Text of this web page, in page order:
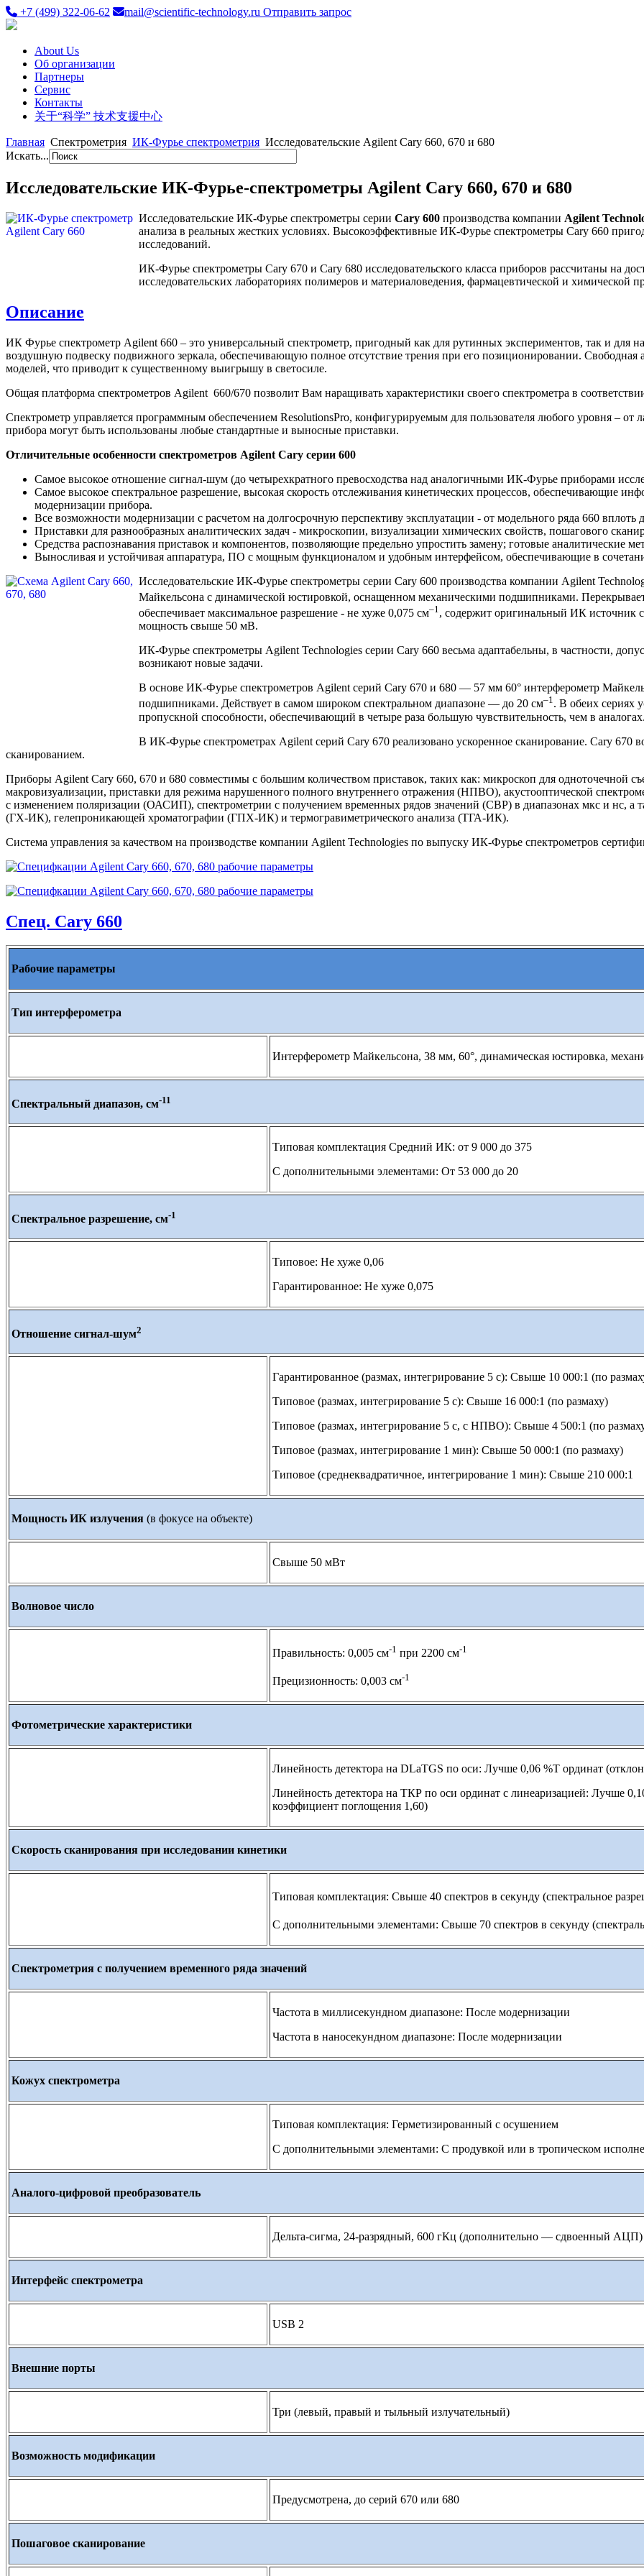
+7 (499) 322-06-62 mail@scientific-technology.ru Отправить запрос
About Us
Об организации
Партнеры
Сервис
Контакты
关于“科学” 技术支援中心
Главная Спектрометрия ИК-Фурье спектрометрия Исследовательские Agilent Cary 660, 670 и 680
Искать...
Исследовательские ИК-Фурье-спектрометры Agilent Cary 660, 670 и 680
Исследовательские ИК-Фурье спектрометры серии Cary 600 производства компании Agilent
анализа в реальных жестких условиях. Высокоэффективные ИК-Фурье спектрометры Cary 660
исследований.
ИК-Фурье спектрометры Cary 670 и Cary 680 исследовательского класса приборов рассчитаны на
исследовательских лабораториях полимеров и материаловедения, фармацевтической и химической
Описание
ИК Фурье спектрометр Agilent 660 – это универсальный спектрометр, пригодный как для рутинных экспериментов, так и для
воздушную подвеску подвижного зеркала, обеспечивающую полное отсутствие трения при его позиционировании. Свободная
моделей, что приводит к существенному выигрышу в светосиле.
Общая платформа спектрометров Agilent 660/670 позволит Вам наращивать характеристики своего спектрометра в
Спектрометр управляется программным обеспечением ResolutionsPro, конфигурируемым для пользователя любого уровня – от
прибора могут быть использованы любые стандартные и выносные приставки.
Отличительные особенности спектрометров Agilent Cary серии 600
Самое высокое отношение сигнал-шум (до четырехкратного превосходства над аналогичными ИК-Фурье приборами
Самое высокое спектральное разрешение, высокая скорость отслеживания кинетических процессов, обеспечивающие
модернизации прибора.
Все возможности модернизации с расчетом на долгосрочную перспективу эксплуатации - от модельного ряда 660 вплоть
Приставки для разнообразных аналитических задач - микроскопии, визуализации химических свойств, пошагового
Средства распознавания приставок и компонентов, позволяющие предельно упростить замену; готовые аналитические
Выносливая и устойчивая аппаратура, ПО с мощным функционалом и удобным интерфейсом, обеспечивающие в
Исследовательские ИК-Фурье спектрометры серии Cary 600 производства компании Agilent
Майкельсона с динамической юстировкой, оснащенном механическими подшипниками.
обеспечивает максимальное разрешение - не хуже 0,075 см–1 , содержит оригинальный ИК источник
мощность свыше 50 мВ.
ИК-Фурье спектрометры Agilent Technologies серии Cary 660 весьма адаптабельны, в частности,
возникают новые задачи.
В основе ИК-Фурье спектрометров Agilent серий Cary 670 и 680 — 57 мм 60° интерферометр
подшипниками. Действует в самом широком спектральном диапазоне — до 20 см–1. В обеих сериях
пропускной способности, обеспечивающий в четыре раза большую чувствительность, чем в аналогах.
В ИК-Фурье спектрометрах Agilent серий Cary 670 реализовано ускоренное сканирование. Cary 670
сканированием.
Приборы Agilent Cary 660, 670 и 680 совместимы с большим количеством приставок, таких как: микроскоп для одноточечной
макровизуализации, приставки для режима нарушенного полного внутреннего отражения (НПВО), акустооптической
с изменением поляризации (ОАСИП), спектрометрии с получением временных рядов значений (СВР) в диапазонах мкс и нс, а
(ГХ-ИК), гелепроникающей хроматографии (ГПХ-ИК) и термогравиметрического анализа (ТГА-ИК).
Система управления за качеством на производстве компании Agilent Technologies по выпуску ИК-Фурье спектрометров
Спец. Cary 660
Рабочие параметры
Тип интерферометра
Интерферометр Майкельсона, 38 мм, 60°, динамическая юстировка,
Спектральный диапазон, см-11
Типовая комплектация Средний ИК: от 9 000 до 375
С дополнительными элементами: От 53 000 до 20
Спектральное разрешение, см-1
Типовое: Не хуже 0,06
Гарантированное: Не хуже 0,075
Отношение сигнал-шум2
Гарантированное (размах, интегрирование 5 с): Свыше 10 000:1 (по
Типовое (размах, интегрирование 5 с): Свыше 16 000:1 (по размаху)
Типовое (размах, интегрирование 5 с, с НПВО): Свыше 4 500:1 (по
Типовое (размах, интегрирование 1 мин): Свыше 50 000:1 (по размаху)
Типовое (среднеквадратичное, интегрирование 1 мин): Свыше 210 000:1
Мощность ИК излучения (в фокусе на объекте)
Свыше 50 мВт
Волновое число
Правильность: 0,005 см-1 при 2200 см-1
Прецизионность: 0,003 см-1
Фотометрические характеристики
Линейность детектора на DLaTGS по оси: Лучше 0,06 %T ординат
Линейность детектора на ТКР по оси ординат с линеаризацией: Лучше
коэффициент поглощения 1,60)
Скорость сканирования при исследовании кинетики
Типовая комплектация: Свыше 40 спектров в секунду (спектральное
С дополнительными элементами: Свыше 70 спектров в секунду
Спектрометрия с получением временного ряда значений
Частота в миллисекундном диапазоне: После модернизации
Частота в наносекундном диапазоне: После модернизации
Кожух спектрометра
Типовая комплектация: Герметизированный с осушением
С дополнительными элементами: С продувкой или в тропическом
Аналого-цифровой преобразователь
Дельта-сигма, 24-разрядный, 600 гКц (дополнительно — сдвоенный АЦП)
Интерфейс спектрометра
USB 2
Внешние порты
Три (левый, правый и тыльный излучательный)
Возможность модификации
Предусмотрена, до серий 670 или 680
Пошаговое сканирование